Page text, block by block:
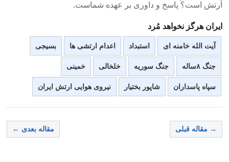
اَرتش است؟ پاسخ و داوری بر عهده شماست.
ایران هرگز نخواهد مُرد
آیت الله خامنه ای استبداد اعدام ارتشی ها بسیجی
جنگ ۸ساله جنگ سوریه خلخالی خمینی
سپاه پاسداران شاپور بختیار نیروی هوایی ارتش ایران
→ مقاله قبلی مقاله بعدی ←